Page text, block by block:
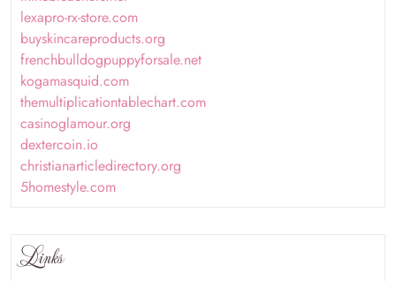
lexapro-rx-store.com
buyskincareproducts.org
frenchbulldogpuppyforsale.net
kogamasquid.com
themultiplicationtablechart.com
casinoglamour.org
dextercoin.io
christianarticledirectory.org
5homestyle.com
Links